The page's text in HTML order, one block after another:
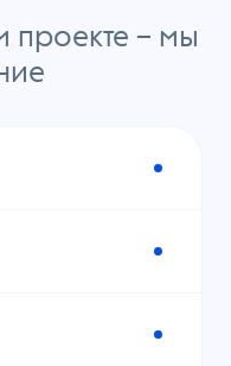
проекте – мы